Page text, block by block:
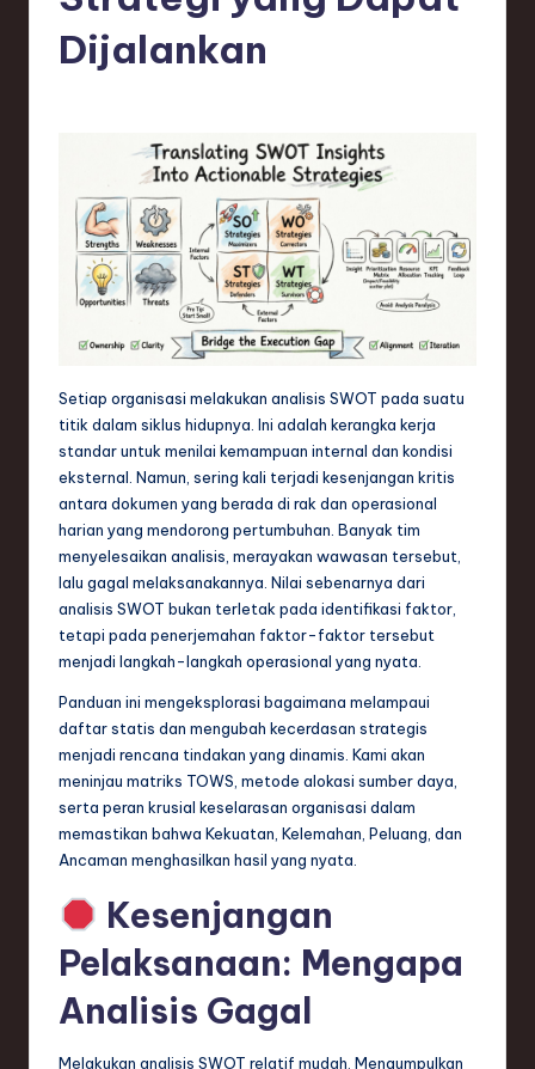
si
T
d
in
S
o
w
Dijalankan
Setiap organisasi melakukan analisis SWOT pada suatu
titik dalam siklus hidupnya. Ini adalah kerangka kerja
standar untuk menilai kemampuan internal dan kondisi
eksternal. Namun, sering kali terjadi kesenjangan kritis
antara dokumen yang berada di rak dan operasional
harian yang mendorong pertumbuhan. Banyak tim
menyelesaikan analisis, merayakan wawasan tersebut,
lalu gagal melaksanakannya. Nilai sebenarnya dari
analisis SWOT bukan terletak pada identifikasi faktor,
tetapi pada penerjemahan faktor-faktor tersebut
menjadi langkah-langkah operasional yang nyata.
Panduan ini mengeksplorasi bagaimana melampaui
daftar statis dan mengubah kecerdasan strategis
menjadi rencana tindakan yang dinamis. Kami akan
meninjau matriks TOWS, metode alokasi sumber daya,
serta peran krusial keselarasan organisasi dalam
memastikan bahwa Kekuatan, Kelemahan, Peluang, dan
Ancaman menghasilkan hasil yang nyata.
Kesenjangan
Pelaksanaan: Mengapa
Analisis Gagal
Melakukan analisis SWOT relatif mudah. Mengumpulkan